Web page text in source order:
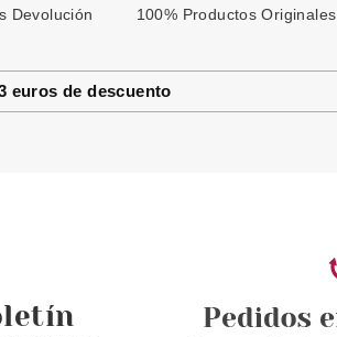
Devolución 100% Productos Originales
euros de descuento